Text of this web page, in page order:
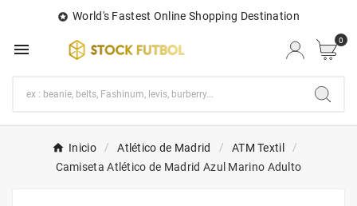
 World's Fastest Online Shopping Destination
 0
Inicio Atlético de Madrid
ATM Textil
Camiseta Atlético de Madrid Azul Marino Adulto